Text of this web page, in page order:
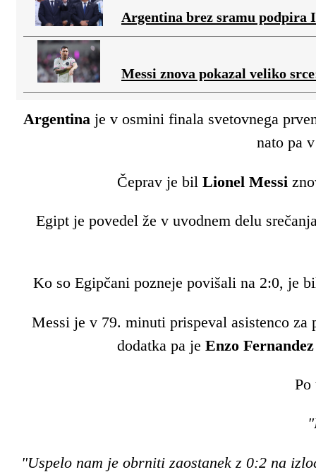
Argentina brez sramu podpira
Messi znova pokazal veliko
Argentina je v osmini finala svetovnega
nato pa
Čeprav je bil Lionel Messi
Egipt je povedel že v uvodnem delu
Ko so Egipčani pozneje povišali na 2:0, je
Messi je v 79. minuti prispeval asistenco
dodatka pa je Enzo Fernandez
Po
"Uspelo nam je obrniti zaostanek z 0:2 na